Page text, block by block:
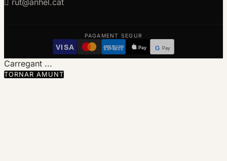
 rut@anhel.cat
PAGAMENT SEGUR
VISA AMERICAN
EXPRESS Pay G Pay
Carregant ...
TORNAR AMUNT